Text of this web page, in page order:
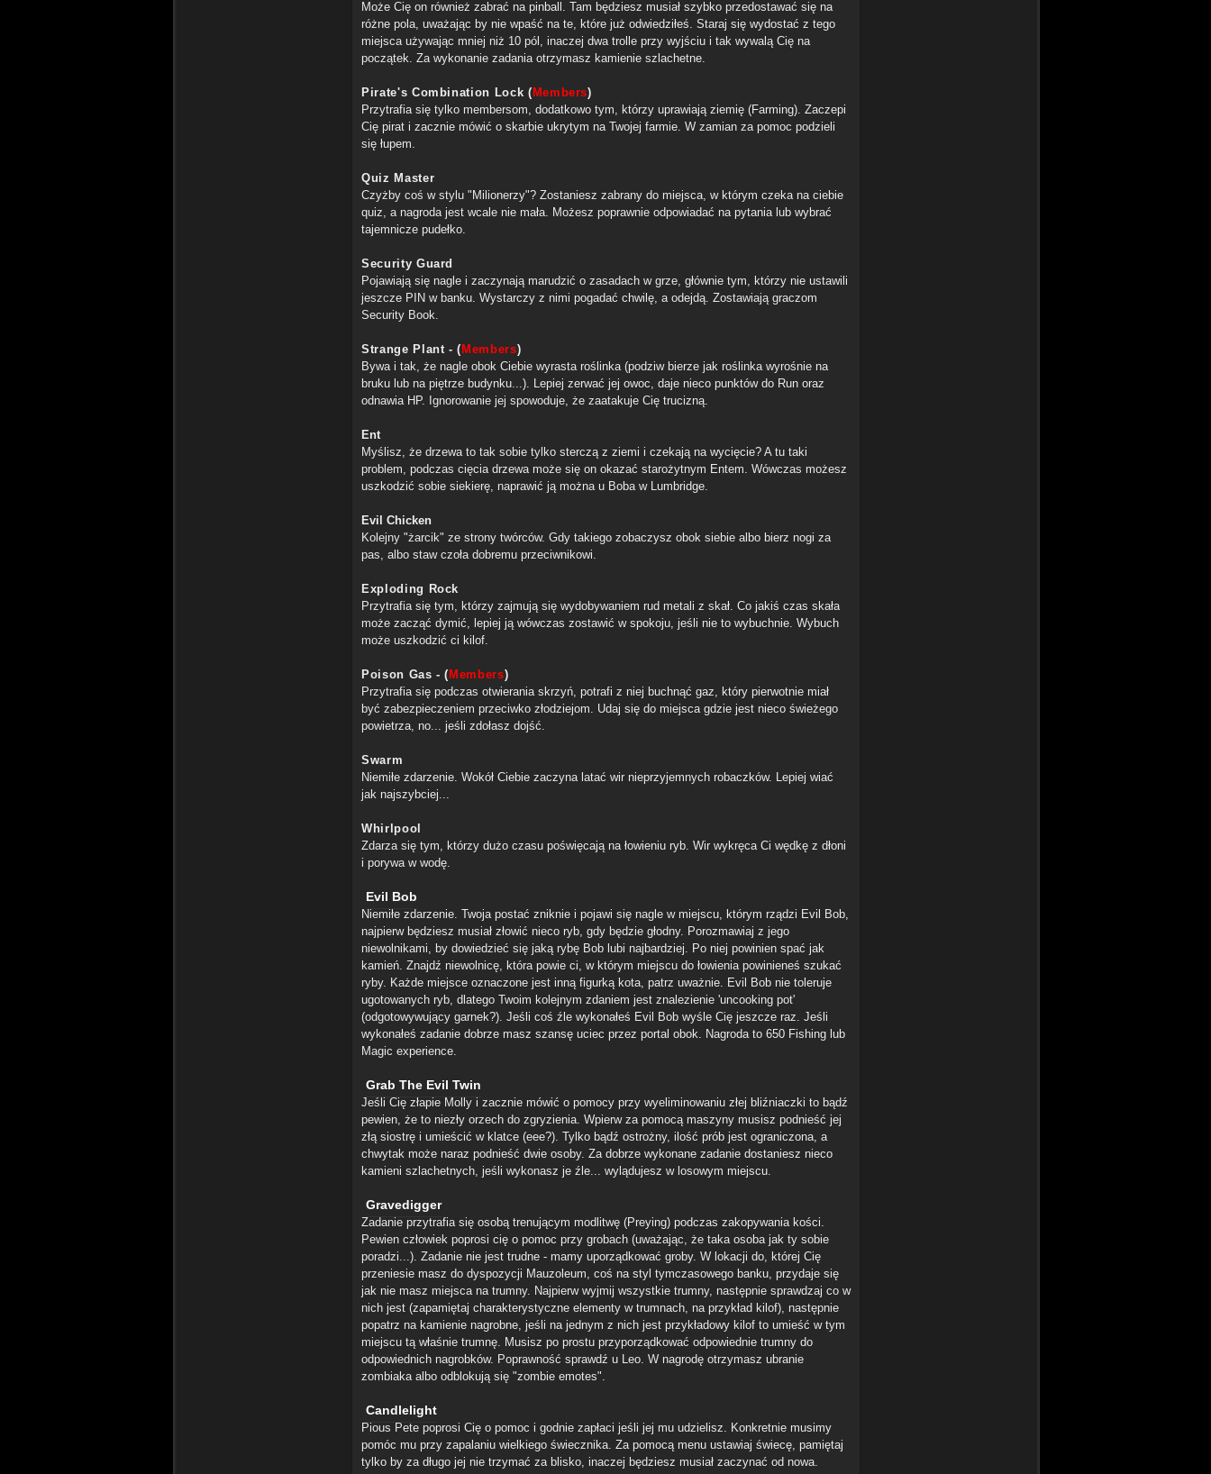
Może Cię on również zabrać na pinball. Tam będziesz musiał szybko przedostawać się na
różne pola, uważając by nie wpaść na te, które już odwiedziłeś. Staraj się wydostać z tego
miejsca używając mniej niż 10 pól, inaczej dwa trolle przy wyjściu i tak wywalą Cię na
początek. Za wykonanie zadania otrzymasz kamienie szlachetne.
Pirate's Combination Lock ( Members)
Przytrafia się tylko membersom, dodatkowo tym, którzy uprawiają ziemię (Farming). Zaczepi
Cię pirat i zacznie mówić o skarbie ukrytym na Twojej farmie. W zamian za pomoc podzieli
się łupem.
Quiz Master
Czyżby coś w stylu "Milionerzy"? Zostaniesz zabrany do miejsca, w którym czeka na ciebie
quiz, a nagroda jest wcale nie mała. Możesz poprawnie odpowiadać na pytania lub wybrać
tajemnicze pudełko.
Security Guard
Pojawiają się nagle i zaczynają marudzić o zasadach w grze, głównie tym, którzy nie ustawili
jeszcze PIN w banku. Wystarczy z nimi pogadać chwilę, a odejdą. Zostawiają graczom
Security Book.
Strange Plant - ( Members)
Bywa i tak, że nagle obok Ciebie wyrasta roślinka (podziw bierze jak roślinka wyrośnie na
bruku lub na piętrze budynku...). Lepiej zerwać jej owoc, daje nieco punktów do Run oraz
odnawia HP. Ignorowanie jej spowoduje, że zaatakuje Cię trucizną.
Ent
Myślisz, że drzewa to tak sobie tylko sterczą z ziemi i czekają na wycięcie? A tu taki
problem, podczas cięcia drzewa może się on okazać starożytnym Entem. Wówczas możesz
uszkodzić sobie siekierę, naprawić ją można u Boba w Lumbridge.
Evil Chicken
Kolejny "żarcik" ze strony twórców. Gdy takiego zobaczysz obok siebie albo bierz nogi za
pas, albo staw czoła dobremu przeciwnikowi.
Exploding Rock
Przytrafia się tym, którzy zajmują się wydobywaniem rud metali z skał. Co jakiś czas skała
może zacząć dymić, lepiej ją wówczas zostawić w spokoju, jeśli nie to wybuchnie. Wybuch
może uszkodzić ci kilof.
Poison Gas - ( Members)
Przytrafia się podczas otwierania skrzyń, potrafi z niej buchnąć gaz, który pierwotnie miał
być zabezpieczeniem przeciwko złodziejom. Udaj się do miejsca gdzie jest nieco świeżego
powietrza, no... jeśli zdołasz dojść.
Swarm
Niemiłe zdarzenie. Wokół Ciebie zaczyna latać wir nieprzyjemnych robaczków. Lepiej wiać
jak najszybciej...
Whirlpool
Zdarza się tym, którzy dużo czasu poświęcają na łowieniu ryb. Wir wykręca Ci wędkę z dłoni
i porywa w wodę.
Evil Bob
Niemiłe zdarzenie. Twoja postać zniknie i pojawi się nagle w miejscu, którym rządzi Evil Bob,
najpierw będziesz musiał złowić nieco ryb, gdy będzie głodny. Porozmawiaj z jego
niewolnikami, by dowiedzieć się jaką rybę Bob lubi najbardziej. Po niej powinien spać jak
kamień. Znajdź niewolnicę, która powie ci, w którym miejscu do łowienia powinieneś szukać
ryby. Każde miejsce oznaczone jest inną figurką kota, patrz uważnie. Evil Bob nie toleruje
ugotowanych ryb, dlatego Twoim kolejnym zdaniem jest znalezienie 'uncooking pot'
(odgotowywujący garnek?). Jeśli coś źle wykonałeś Evil Bob wyśle Cię jeszcze raz. Jeśli
wykonałeś zadanie dobrze masz szansę uciec przez portal obok. Nagroda to 650 Fishing lub
Magic experience.
Grab The Evil Twin
Jeśli Cię złapie Molly i zacznie mówić o pomocy przy wyeliminowaniu złej bliźniaczki to bądź
pewien, że to niezły orzech do zgryzienia. Wpierw za pomocą maszyny musisz podnieść jej
złą siostrę i umieścić w klatce (eee?). Tylko bądź ostrożny, ilość prób jest ograniczona, a
chwytak może naraz podnieść dwie osoby. Za dobrze wykonane zadanie dostaniesz nieco
kamieni szlachetnych, jeśli wykonasz je źle... wylądujesz w losowym miejscu.
Gravedigger
Zadanie przytrafia się osobą trenującym modlitwę (Preying) podczas zakopywania kości.
Pewien człowiek poprosi cię o pomoc przy grobach (uważając, że taka osoba jak ty sobie
poradzi...). Zadanie nie jest trudne - mamy uporządkować groby. W lokacji do, której Cię
przeniesie masz do dyspozycji Mauzoleum, coś na styl tymczasowego banku, przydaje się
jak nie masz miejsca na trumny. Najpierw wyjmij wszystkie trumny, następnie sprawdzaj co w
nich jest (zapamiętaj charakterystyczne elementy w trumnach, na przykład kilof), następnie
popatrz na kamienie nagrobne, jeśli na jednym z nich jest przykładowy kilof to umieść w tym
miejscu tą właśnie trumnę. Musisz po prostu przyporządkować odpowiednie trumny do
odpowiednich nagrobków. Poprawność sprawdź u Leo. W nagrodę otrzymasz ubranie
zombiaka albo odblokują się "zombie emotes".
Candlelight
Pious Pete poprosi Cię o pomoc i godnie zapłaci jeśli jej mu udzielisz. Konkretnie musimy
pomóc mu przy zapalaniu wielkiego świecznika. Za pomocą menu ustawiaj świecę, pamiętaj
tylko by za długo jej nie trzymać za blisko, inaczej będziesz musiał zaczynać od nowa.